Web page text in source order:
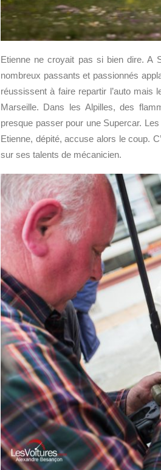
Etienne ne croyait pas si bien dire. A
nombreux passants et passionnés
réussissent à faire repartir l’auto mais
Marseille. Dans les Alpilles, des
presque passer pour une Supercar.
Etienne, dépité, accuse alors le coup.
sur ses talents de mécanicien.